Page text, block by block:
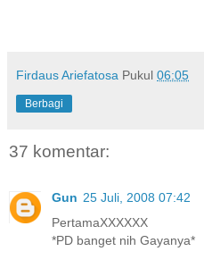
Firdaus Ariefatosa Pukul 06:05
Berbagi
37 komentar:
Gun 25 Juli, 2008 07:42
PertamaXXXXXX
*PD banget nih Gayanya*